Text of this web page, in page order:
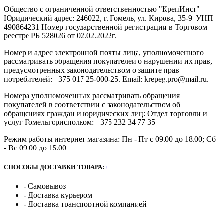
Общество с ограниченной ответственностью "КрепИнст"
Юридический адрес: 246022, г. Гомель, ул. Кирова, 35-9. УНП
490864231 Номер государственной регистрации в Торговом
реестре РБ 528026 от 02.02.2022г.
Номер и адрес электронной почты лица, уполномоченного
рассматривать обращения покупателей о нарушении их прав,
предусмотренных законодательством о защите прав
потребителей: +375 017 25-000-25. Email: krepeg.pro@mail.ru.
Номера уполномоченных рассматривать обращения
покупателей в соответствии с законодательством об
обращениях граждан и юридических лиц: Отдел торговли и
услуг Гомельгорисполком: +375 232 34 77 35
Режим работы интернет магазина: Пн - Пт с 09.00 до 18.00; Сб
- Вс 09.00 до 15.00
СПОСОБЫ ДОСТАВКИ ТОВАРА:+
- Самовывоз
- Доставка курьером
- Доставка транспортной компанией